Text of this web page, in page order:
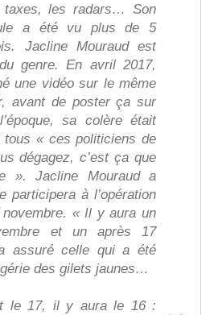
taxes, les radars… Son
a été vu plus de 5
Jacline Mouraud est
genre. En avril 2017,
une vidéo sur le même
avant de poster ça sur
sa colère était
tous « ces politiciens de
dégagez, c’est ça que
». Jacline Mouraud a
participera à l’opération
« Il y aura un
et un après 17
assuré celle qui a été
des gilets jaunes…
le 17, il y aura le 16 :